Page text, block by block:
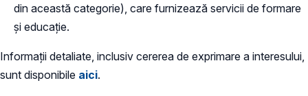
din această categorie), care furnizează servicii de formare
și educație.
Informații detaliate, inclusiv cererea de exprimare a interesului,
sunt disponibile aici.